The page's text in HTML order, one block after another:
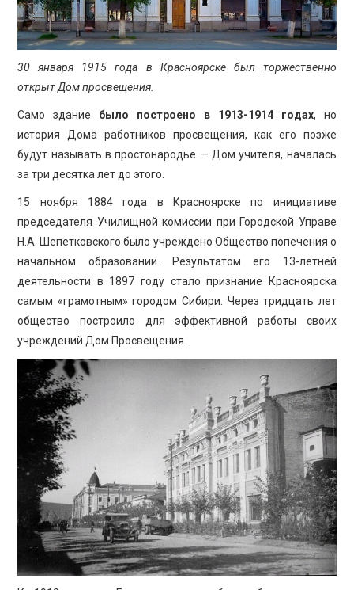
30 января 1915 года в Красноярске был торжественно
открыт Дом просвещения.
Само здание было построено в 1913-1914 годах, но
история Дома работников просвещения, как его позже
будут называть в простонародье — Дом учителя, началась
за три десятка лет до этого.
15 ноября 1884 года в Красноярске по инициативе
председателя Училищной комиссии при Городской Управе
Н.А. Шепетковского было учреждено Общество попечения о
начальном образовании. Результатом его 13-летней
деятельности в 1897 году стало признание Красноярска
самым «грамотным» городом Сибири. Через тридцать лет
общество построило для эффективной работы своих
учреждений Дом Просвещения.